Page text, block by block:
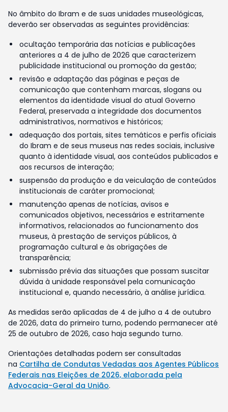
No âmbito do Ibram e de suas unidades museológicas,
deverão ser observadas as seguintes providências:
ocultação temporária das notícias e publicações
anteriores a 4 de julho de 2026 que caracterizem
publicidade institucional ou promoção da gestão;
revisão e adaptação das páginas e peças de
comunicação que contenham marcas, slogans ou
elementos da identidade visual do atual Governo
Federal, preservada a integridade dos documentos
administrativos, normativos e históricos;
adequação dos portais, sites temáticos e perfis oficiais
do Ibram e de seus museus nas redes sociais, inclusive
quanto à identidade visual, aos conteúdos publicados e
aos recursos de interação;
suspensão da produção e da veiculação de conteúdos
institucionais de caráter promocional;
manutenção apenas de notícias, avisos e
comunicados objetivos, necessários e estritamente
informativos, relacionados ao funcionamento dos
museus, à prestação de serviços públicos, à
programação cultural e às obrigações de
transparência;
submissão prévia das situações que possam suscitar
dúvida à unidade responsável pela comunicação
institucional e, quando necessário, à análise jurídica.
As medidas serão aplicadas de 4 de julho a 4 de outubro
de 2026, data do primeiro turno, podendo permanecer até
25 de outubro de 2026, caso haja segundo turno.
Orientações detalhadas podem ser consultadas
na Cartilha de Condutas Vedadas aos Agentes Públicos
Federais nas Eleições de 2026, elaborada pela
Advocacia-Geral da União.